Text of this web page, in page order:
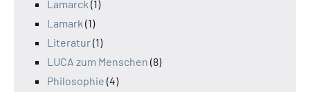
Lamarck (1)
Lamark (1)
Literatur(1)
LUCA zum Menschen (8)
Philosophie (4)